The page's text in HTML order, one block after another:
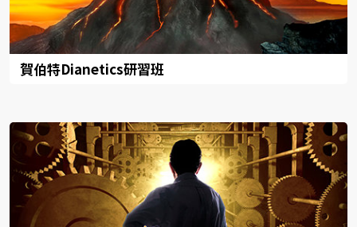
賀伯特Dianetics研習班